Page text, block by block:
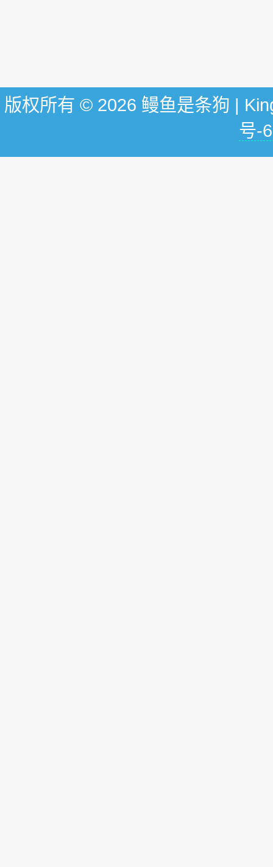
版权所有 © 2026 鳗鱼是条狗 |
号-